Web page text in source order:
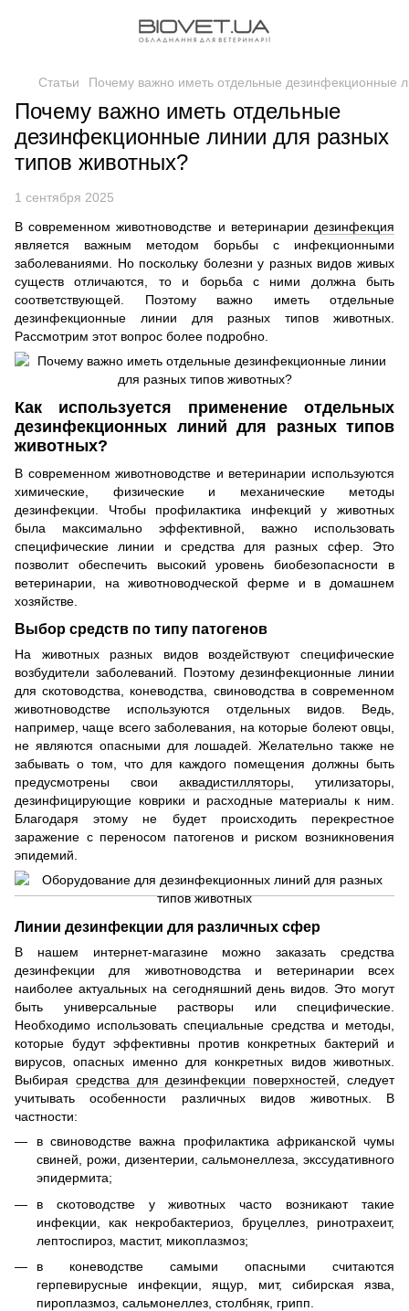
Статьи Почему важно иметь отдельные дезинфекционные
Почему важно иметь отдельные
дезинфекционные линии для разных
типов животных?
1 сентября 2025
В современном животноводстве и ветеринарии дезинфекция
является важным методом борьбы с инфекционными
заболеваниями. Но поскольку болезни у разных видов живых
существ отличаются, то и борьба с ними должна быть
соответствующей. Поэтому важно иметь отдельные
дезинфекционные линии для разных типов животных.
Рассмотрим этот вопрос более подробно.
Как используется применение отдельных
дезинфекционных линий для разных типов
животных?
В современном животноводстве и ветеринарии используются
химические, физические и механические методы
дезинфекции. Чтобы профилактика инфекций у животных
была максимально эффективной, важно использовать
специфические линии и средства для разных сфер. Это
позволит обеспечить высокий уровень биобезопасности в
ветеринарии, на животноводческой ферме и в домашнем
хозяйстве.
Выбор средств по типу патогенов
На животных разных видов воздействуют специфические
возбудители заболеваний. Поэтому дезинфекционные линии
для скотоводства, коневодства, свиноводства в современном
животноводстве используются отдельных видов. Ведь,
например, чаще всего заболевания, на которые болеют овцы,
не являются опасными для лошадей. Желательно также не
забывать о том, что для каждого помещения должны быть
предусмотрены свои аквадистилляторы, утилизаторы,
дезинфицирующие коврики и расходные материалы к ним.
Благодаря этому не будет происходить перекрестное
заражение с переносом патогенов и риском возникновения
эпидемий.
Линии дезинфекции для различных сфер
В нашем интернет-магазине можно заказать средства
дезинфекции для животноводства и ветеринарии всех
наиболее актуальных на сегодняшний день видов. Это могут
быть универсальные растворы или специфические.
Необходимо использовать специальные средства и методы,
которые будут эффективны против конкретных бактерий и
вирусов, опасных именно для конкретных видов животных.
Выбирая средства для дезинфекции поверхностей , следует
учитывать особенности различных видов животных. В
частности:
в свиноводстве важна профилактика африканской чумы
свиней, рожи, дизентерии, сальмонеллеза, экссудативного
эпидермита;
в скотоводстве у животных часто возникают такие
инфекции, как некробактериоз, бруцеллез, ринотрахеит,
лептоспироз, мастит, микоплазмоз;
в коневодстве самыми опасными считаются
герпевирусные инфекции, ящур, мит, сибирская язва,
пироплазмоз, сальмонеллез, столбняк, грипп.